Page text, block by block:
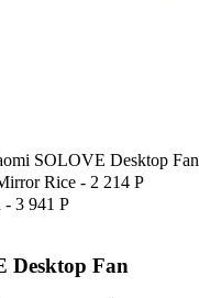
SOLOVE Desktop Fan
Rice - 2 214 Р
- 3 941 Р
Desktop Fan